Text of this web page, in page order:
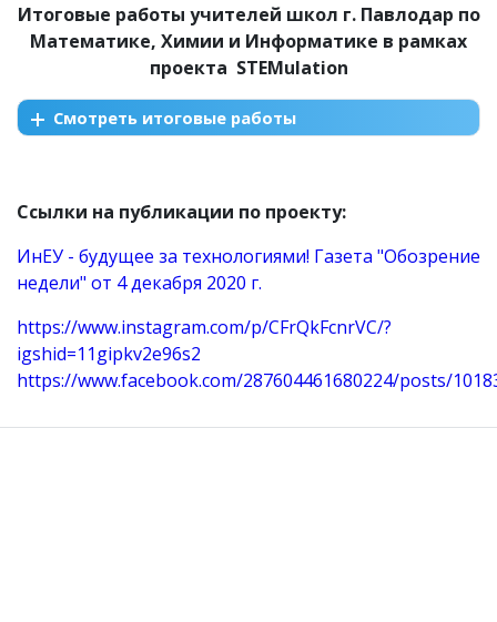
Итоговые работы учителей школ г. Павлодар по
Математике, Химии и Информатике в рамках
проекта STEMulation
Смотреть итоговые работы
Ссылки на публикации по проекту:
ИнЕУ - будущее за технологиями! Газета "Обозрение
недели" от 4 декабря 2020 г.
https://www.instagram.com/p/CFrQkFcnrVC/?
igshid=11gipkv2e96s2
https://www.facebook.com/287604461680224/posts/